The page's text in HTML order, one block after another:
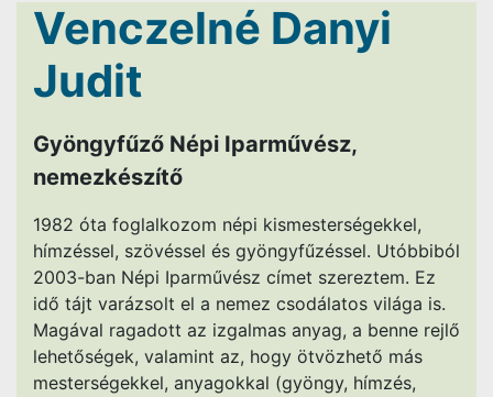
Venczelné Danyi
Judit
Gyöngyfűző Népi Iparművész,
nemezkészítő
1982 óta foglalkozom népi kismesterségekkel,
hímzéssel, szövéssel és gyöngyfűzéssel. Utóbbiból
2003-ban Népi Iparművész címet szereztem. Ez
idő tájt varázsolt el a nemez csodálatos világa is.
Magával ragadott az izgalmas anyag, a benne rejlő
lehetőségek, valamint az, hogy ötvözhető más
mesterségekkel, anyagokkal (gyöngy, hímzés,